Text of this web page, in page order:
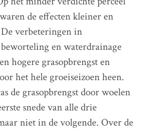
de effecten kleiner en
verbeteringen in
en waterdrainage
hogere grasopbrengst en
het hele groeiseizoen heen.
de grasopbrengst door woelen
snede van alle drie
niet in de volgende. Over de